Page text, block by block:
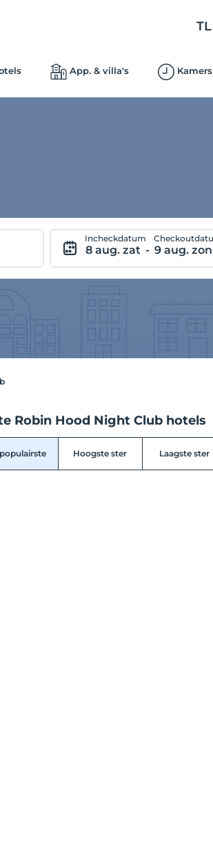
TL
App. & villa's
Incheckdatum
8 aug. zat - 9 aug. zon
Robin Hood Night Club hotels
Hoogste ster Laagste ster